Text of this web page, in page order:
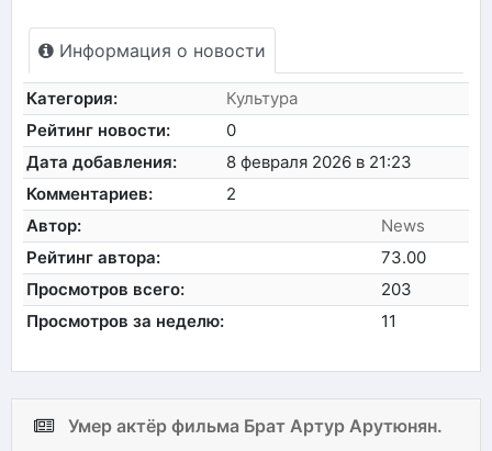
Информация о новости
Категория:
Культура
Рейтинг новости:
0
Дата добавления:
8 февраля 2026 в 21:23
Комментариев:
2
Автор:
News
Рейтинг автора:
73.00
Просмотров всего:
203
Просмотров за неделю:
11
Умер актёр фильма Брат Артур Арутюнян.